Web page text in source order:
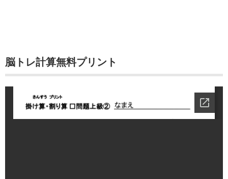
脳トレ計算無料プリント